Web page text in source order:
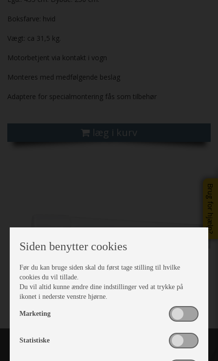
Brug for hjælp?
Boksfarve: hvid
Vægt: ca 31,5 kg.
Motorbetjent via kontakt i vogn
Monteres med medfølgende beslag
Adaptere for specialmontering fås som tilbehør
læg i kurv
Siden benytter cookies
Før du kan bruge siden skal du først tage stilling til hvilke
cookies du vil tillade.
Du vil altid kunne ændre dine indstillinger ved at trykke på
ikonet i nederste venstre hjørne.
Marketing
Statistiske